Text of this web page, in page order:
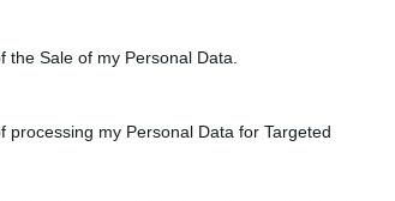
the Sale of my Personal Data.
processing my Personal Data for Targeted
bijwerkingen gemerkt.